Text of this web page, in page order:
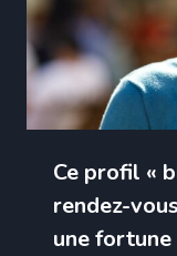
Ce profil «
rendez-
une fortune